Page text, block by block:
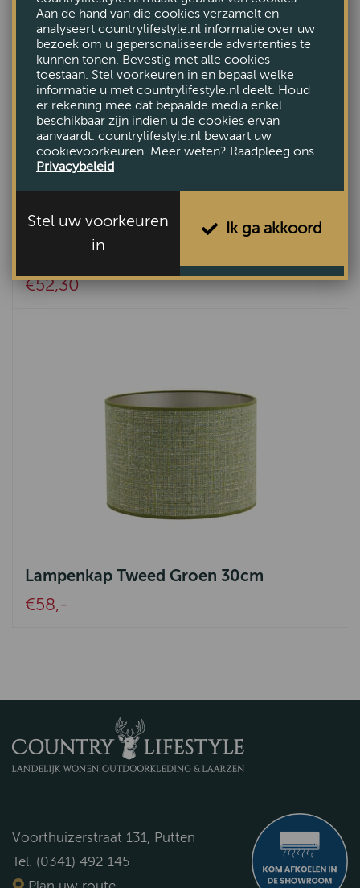
Kap cilinder Chelsea velours zilver 30
€52,30
Lampenkap Tweed Groen 30cm
€58,-
Voorthuizerstraat 131, Putten
Tel. (0341) 492 145
Aan de hand van die cookies verzamelt en
analyseert countrylifestyle.nl informatie over uw
bezoek om u gepersonaliseerde advertenties te
kunnen tonen. Bevestig met alle cookies
toestaan. Stel voorkeuren in en bepaal welke
informatie u met countrylifestyle.nl deelt. Houd
er rekening mee dat bepaalde media enkel
beschikbaar zijn indien u de cookies ervan
aanvaardt. countrylifestyle.nl bewaart uw
cookievoorkeuren. Meer weten? Raadpleeg ons
Privacybeleid
Stel uw voorkeuren
in
Ik ga akkoord